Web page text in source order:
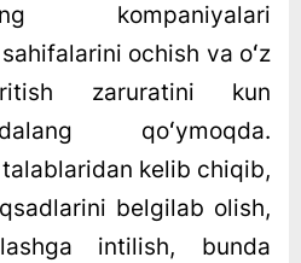
kompaniyalari
ochish va oʻz
zaruratini kun
qoʻymoqda.
kelib chiqib,
belgilab olish,
intilish, bunda